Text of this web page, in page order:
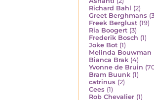
Richard Bahl (2)
Greet Berghmans
Freek Berglust (19)
Ria Boogert (3)
Frederik Bosch (1)
Joke Bot (1)
Melinda Bouwman
Bianca Brak (4)
Yvonne de Bruin
Bram Buunk (1)
catrinus (2)
Cees (1)
Rob Chevalier (1)